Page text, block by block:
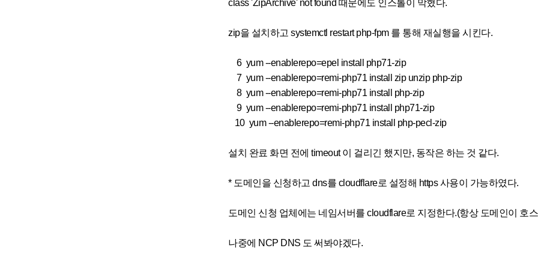
class 'ZipArchive' not found 때문에도 인스톨이 막혔다.
zip을 설치하고 systemctl restart php-fpm 를 통해 재실행을 시킨다.
6 yum --enablerepo=epel install php71-zip
7 yum --enablerepo=remi-php71 install zip unzip php-zip
8 yum --enablerepo=remi-php71 install php-zip
9 yum --enablerepo=remi-php71 install php71-zip
10 yum --enablerepo=remi-php71 install php-pecl-zip
설치 완료 화면 전에 timeout 이 걸리긴 했지만, 동작은 하는 것 같다.
* 도메인을 신청하고 dns를 cloudflare로 설정해 https 사용이 가능하였다.
도메인 신청 업체에는 네임서버를 cloudflare로 지정한다.(항상 도메인이 호
나중에 NCP DNS 도 써봐야겠다.